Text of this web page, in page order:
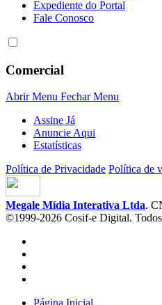
Expediente do Portal
Fale Conosco
Comercial
Abrir Menu Fechar Menu
Assine Já
Anuncie Aqui
Estatísticas
Política de Privacidade Política de
Megale Mídia Interativa Ltda.
©1999-2026 Cosif-e Digital. Todos